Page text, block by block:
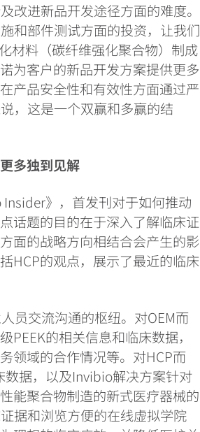
改进新品开发途径方面的难度。
和部件测试方面的投资，让我们
材料（碳纤维强化聚合物）制成
为客户的新品开发方案提供更多
产品安全性和有效性方面通过严
，这是一个双赢和多赢的结
多独到见解
Insider》，首发刊对于如何推动
话题的目的在于深入了解临床证
面的战略方向相结合会产生的影
HCP的观点，展示了最近的临床
员交流沟通的枢纽。对OEM而
的相关信息和临床数据，
领域的合作情况等。对HCP而
数据，以及Invibio解决方案针对
能聚合物制造的新式医疗器械的
据和浏览方便的在线虚拟学院